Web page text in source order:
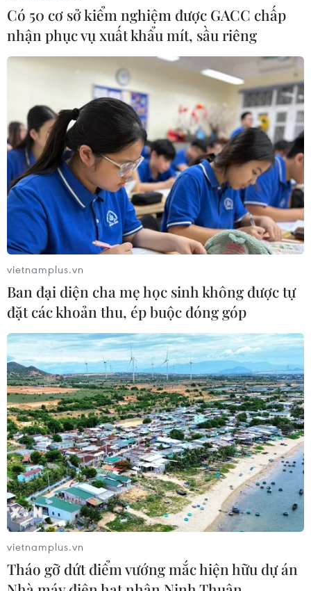
Có 50 cơ sở kiểm nghiệm được GACC chấp
nhận phục vụ xuất khẩu mít, sầu riêng
vietnamplus.vn
Ban đại diện cha mẹ học sinh không được tự
đặt các khoản thu, ép buộc đóng góp
vietnamplus.vn
Tháo gỡ dứt điểm vướng mắc hiện hữu dự án